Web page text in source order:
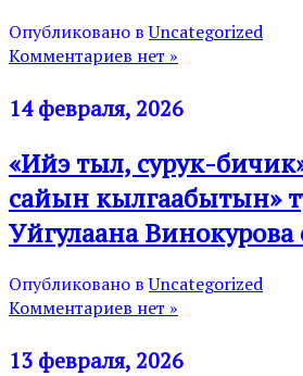
Опубликовано вUncategorized
Комментариев нет »
14 февраля, 2026
«Ийэ тыл, сурук-
сайын кылгаабытын»
Уйгулаана Винокурова
Опубликовано вUncategorized
Комментариев нет »
13 февраля, 2026